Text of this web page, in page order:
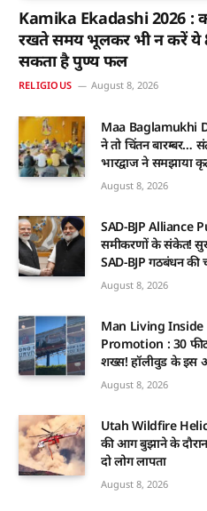
Kamika Ekadashi 2026 :
रखते समय भूलकर भी न करें ये 8
सकता है पुण्य फल
RELIGIOUS August 8, 2026
Maa Baglamukhi
ने तो चिंतन बारम्बर…
भारद्वाज ने समझाया
August 8, 2026
SAD-BJP Alliance
समीकरणों के संकेत!
SAD-BJP गठबंधन की
August 8, 2026
Man Living
Promotion : 30 फीट
शख्स! हॉलीवुड के इस
August 8, 2026
Utah Wildfire
की आग बुझाने के दौरान
दो लोग लापता
August 8, 2026